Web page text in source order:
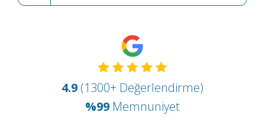
4.9 (1300+ Değerlendirme)
%99 Memnuniyet